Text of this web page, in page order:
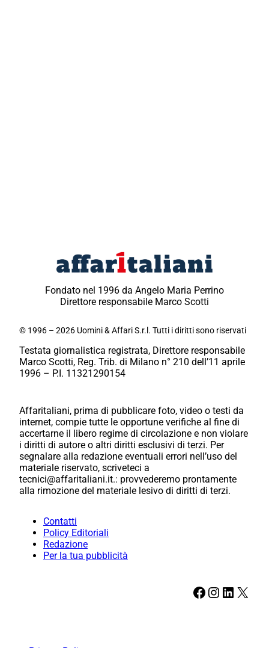
Fondato nel 1996 da Angelo Maria Perrino
Direttore responsabile Marco Scotti
© 1996 – 2026 Uomini & Affari S.r.l. Tutti i diritti sono riservati
Testata giornalistica registrata, Direttore responsabile
Marco Scotti, Reg. Trib. di Milano n° 210 dell’11 aprile
1996 – P.I. 11321290154
Affaritaliani, prima di pubblicare foto, video o testi da
internet, compie tutte le opportune verifiche al fine di
accertarne il libero regime di circolazione e non violare
i diritti di autore o altri diritti esclusivi di terzi. Per
segnalare alla redazione eventuali errori nell’uso del
materiale riservato, scriveteci a
tecnici@affaritaliani.it.: provvederemo prontamente
alla rimozione del materiale lesivo di diritti di terzi.
Contatti
Policy Editoriali
Redazione
Per la tua pubblicità
Facebook Instagram LinkedIn X